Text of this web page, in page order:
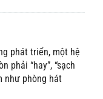
phát triển, một hệ
phải “hay”, “sạch
như phòng hát